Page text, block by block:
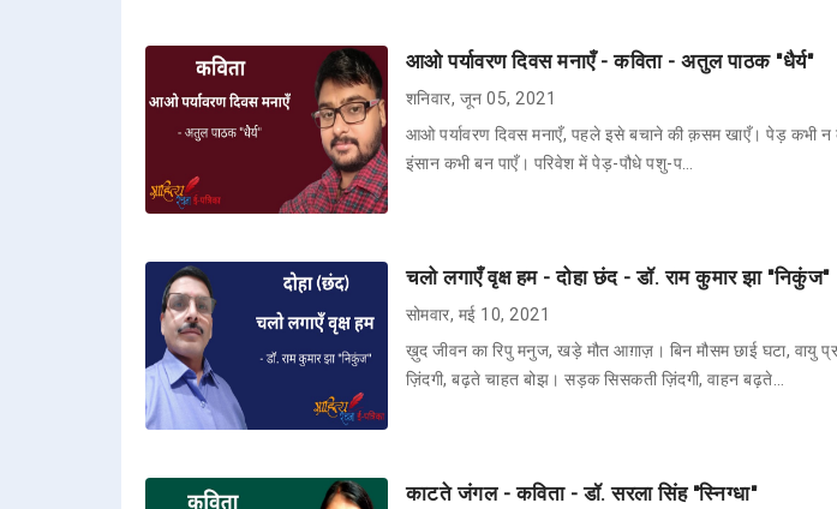
आओ पर्यावरण दिवस मनाएँ - कविता - अतुल पाठक "धैर्य"
शनिवार, जून 05, 2021
आओ पर्यावरण दिवस मनाएँ, पहले इसे बचाने की क़सम खाएँ। पेड़ कभी न
इंसान कभी बन पाएँ। परिवेश में पेड़-पौधे पशु-प…
चलो लगाएँ वृक्ष हम - दोहा छंद - डॉ. राम कुमार झा "निकुंज"
सोमवार, मई 10, 2021
ख़ुद जीवन का रिपु मनुज, खड़े मौत आग़ाज़। बिन मौसम छाई घटा, वायु
ज़िंदगी, बढ़ते चाहत बोझ। सड़क सिसकती ज़िंदगी, वाहन बढ़ते…
काटते जंगल - कविता - डॉ. सरला सिंह "स्निग्धा"